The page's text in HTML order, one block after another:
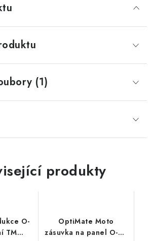
(1)
produkty
O-
TM
OptiMate Moto
zásuvka na panel O-08